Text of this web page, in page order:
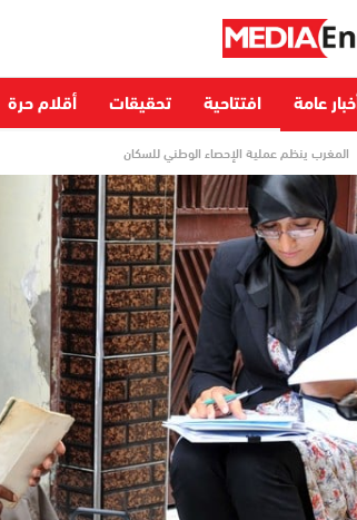
أخبار عامة افتتاحية تحقيقات أقلام حرة
المغرب ينظم عملية الإحصاء الوطني للسكان